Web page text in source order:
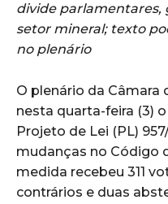
divide parlamentares,
setor mineral; texto
no plenário
O plenário da
nesta quarta-feira (3)
Projeto de Lei (PL)
mudanças no Código
medida recebeu 311
contrários e duas